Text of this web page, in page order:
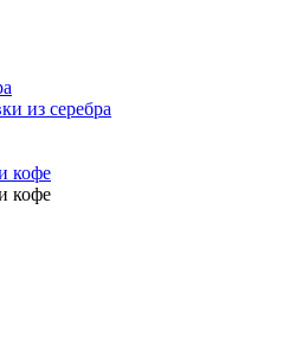
из серебра
кофе
кофе